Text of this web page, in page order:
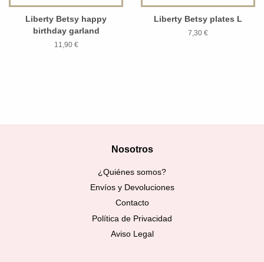
Liberty Betsy happy
birthday garland
11,90 €
Liberty Betsy plates L
7,30 €
Nosotros
¿Quiénes somos?
Envíos y Devoluciones
Contacto
Política de Privacidad
Aviso Legal